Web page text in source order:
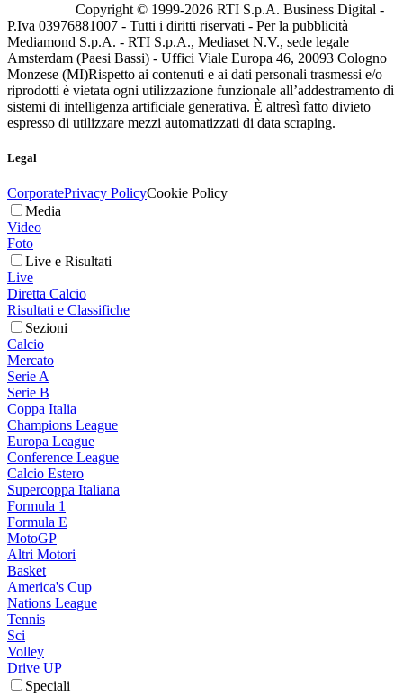
Copyright © 1999-2026 RTI S.p.A. Business Digital -
P.Iva 03976881007 - Tutti i diritti riservati - Per la pubblicità
Mediamond S.p.A. - RTI S.p.A., Mediaset N.V., sede legale
Amsterdam (Paesi Bassi) - Uffici Viale Europa 46, 20093 Cologno
Monzese (MI)Rispetto ai contenuti e ai dati personali trasmessi e/o
riprodotti è vietata ogni utilizzazione funzionale all’addestramento di
sistemi di intelligenza artificiale generativa. È altresì fatto divieto
espresso di utilizzare mezzi automatizzati di data scraping.
Legal
CorporatePrivacy PolicyCookie Policy
Media
Video
Foto
Live e Risultati
Live
Diretta Calcio
Risultati e Classifiche
Sezioni
Calcio
Mercato
Serie A
Serie B
Coppa Italia
Champions League
Europa League
Conference League
Calcio Estero
Supercoppa Italiana
Formula 1
Formula E
MotoGP
Altri Motori
Basket
America's Cup
Nations League
Tennis
Sci
Volley
Drive UP
Speciali